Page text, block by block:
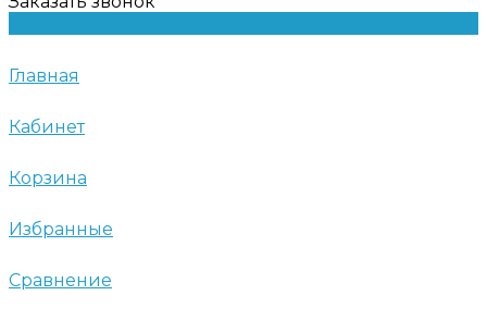
Главная
Кабинет
Корзина
Избранные
Сравнение